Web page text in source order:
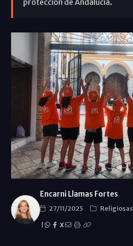
Encarni Llamas Fortes
27/11/2025 Religiosas
X